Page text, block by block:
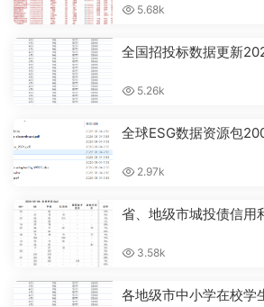
5.68k
全国招投标数据更新
5.26k
全球ESG数据资源包
2.97k
省、地级市城投债信用
3.58k
各地级市中小学在校学